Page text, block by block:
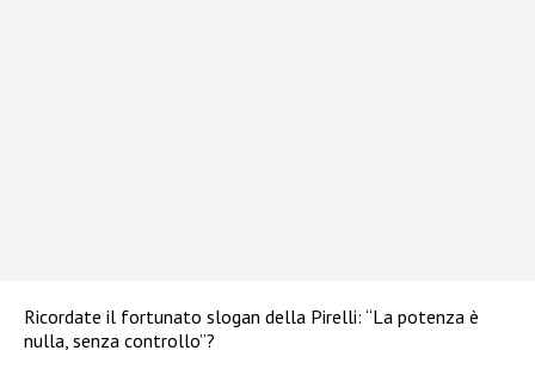
Ricordate il fortunato slogan della Pirelli: “La potenza è
nulla, senza controllo”?